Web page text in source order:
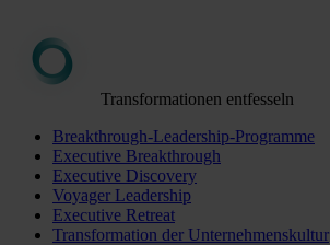
Transformationen entfesseln
Breakthrough-Leadership-Programme
Executive Breakthrough
Executive Discovery
Voyager Leadership
Executive Retreat
Transformation der Unternehmenskultur